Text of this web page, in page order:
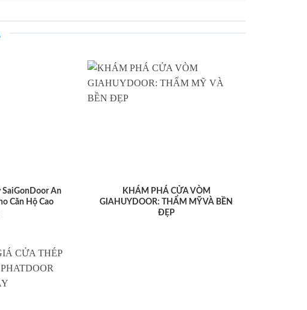
SaiGonDoor An
Căn Hộ Cao
KHÁM PHÁ CỬA VÒM
GIAHUYDOOR: THẨM MỸ VÀ BỀN
ĐẸP